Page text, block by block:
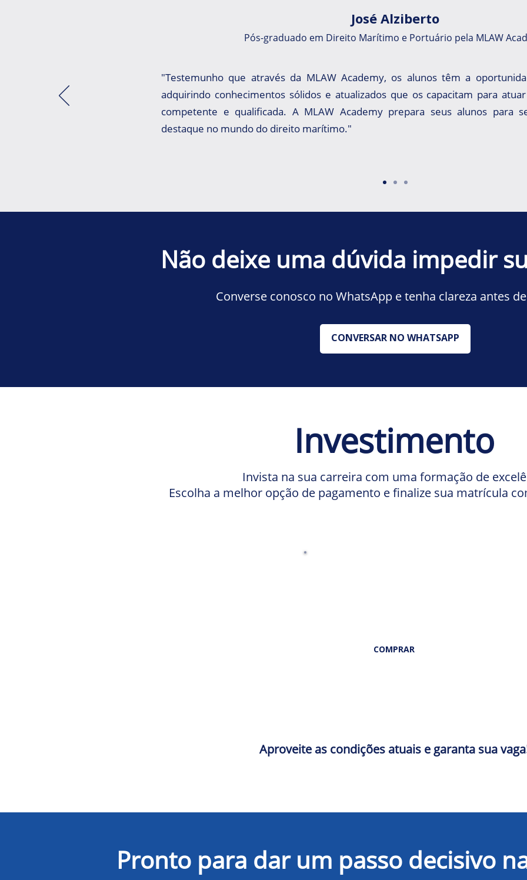
José Alziberto
Pós-graduado em Direito Marítimo e Portuário pela MLAW
"Testemunho que através da MLAW Academy, os alunos têm a
adquirindo conhecimentos sólidos e atualizados que os capacitam para
competente e qualificada. A MLAW Academy prepara seus alunos para
destaque no mundo do direito marítimo."
Não deixe uma dúvida impedir
Converse conosco no WhatsApp e tenha clareza antes
CONVERSAR NO WHATSAPP
Investimento
Invista na sua carreira com uma formação de
Escolha a melhor opção de pagamento e finalize sua matrícula
COMPRAR
Aproveite as condições atuais e garanta sua
Pronto para dar um passo decisivo